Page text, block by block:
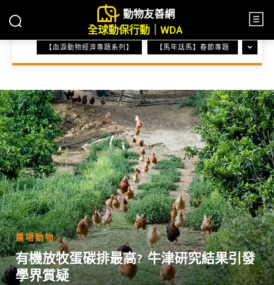
動物友善網
全球動保行動｜WDA
【血淚動物經濟專題系列】 【馬年話馬】春節專題
農場動物
有機放牧蛋碳排最高? 牛津研究結果引發
學界質疑